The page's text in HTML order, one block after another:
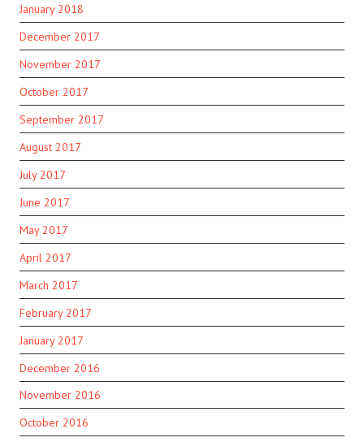
January 2018
December 2017
November 2017
October 2017
September 2017
August 2017
July 2017
June 2017
May 2017
April 2017
March 2017
February 2017
January 2017
December 2016
November 2016
October 2016